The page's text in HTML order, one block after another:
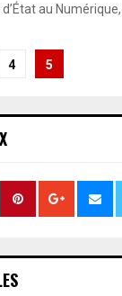
au Numérique,
4 5